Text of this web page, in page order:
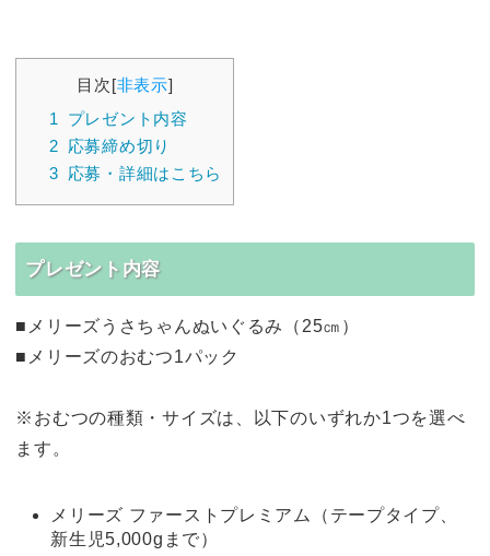
目次[非表示]
1
プレゼント内容
2 応募締め切り
3 応募・詳細はこちら
プレゼント内容
■メリーズうさちゃんぬいぐるみ（25㎝）
■メリーズのおむつ1パック
※おむつの種類・サイズは、以下のいずれか1つを選べ
ます。
メリーズ ファーストプレミアム（テープタイプ、
新生児5,000gまで）